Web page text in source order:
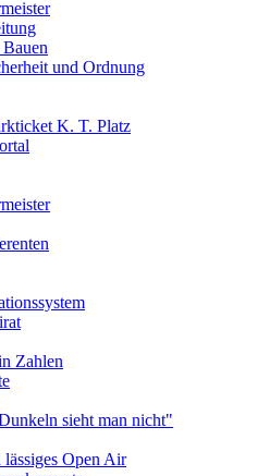
und Ordnung
K. T. Platz
Zahlen
sieht man nicht"
Open Air